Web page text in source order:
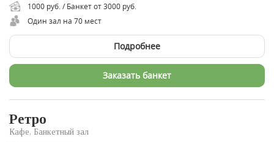
1000 руб. / Банкет от 3000 руб.
Один зал на 70 мест
Подробнее
Заказать банкет
Ретро
Кафе, Банкетный зал